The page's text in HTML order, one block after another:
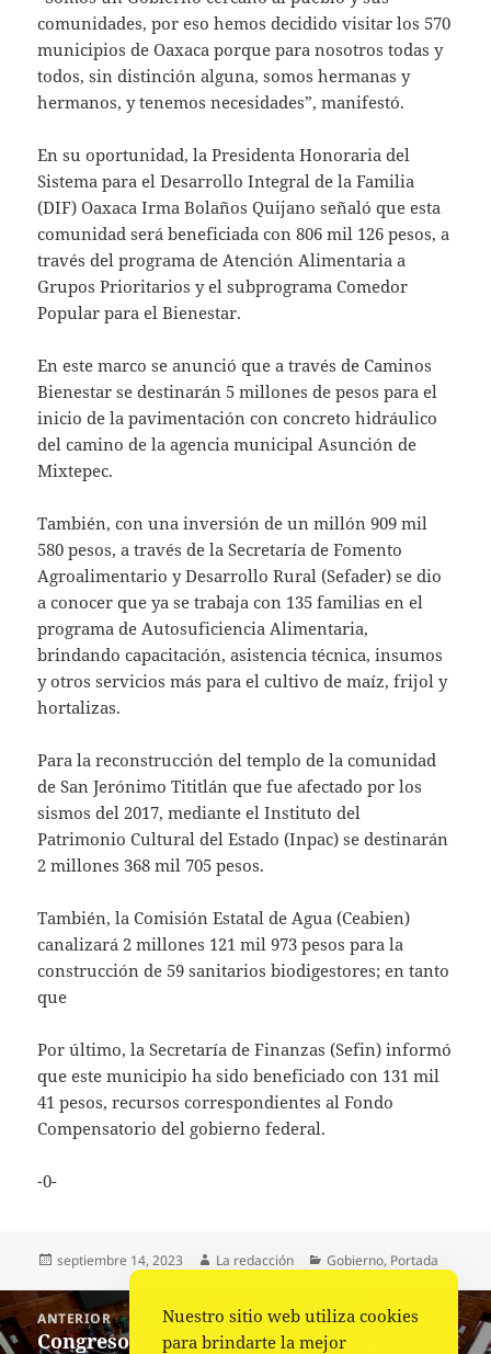
comunidades, por eso hemos decidido visitar los 570
municipios de Oaxaca porque para nosotros todas y
todos, sin distinción alguna, somos hermanas y
hermanos, y tenemos necesidades”, manifestó.
En su oportunidad, la Presidenta Honoraria del
Sistema para el Desarrollo Integral de la Familia
(DIF) Oaxaca Irma Bolaños Quijano señaló que esta
comunidad será beneficiada con 806 mil 126 pesos, a
través del programa de Atención Alimentaria a
Grupos Prioritarios y el subprograma Comedor
Popular para el Bienestar.
En este marco se anunció que a través de Caminos
Bienestar se destinarán 5 millones de pesos para el
inicio de la pavimentación con concreto hidráulico
del camino de la agencia municipal Asunción de
Mixtepec.
También, con una inversión de un millón 909 mil
580 pesos, a través de la Secretaría de Fomento
Agroalimentario y Desarrollo Rural (Sefader) se dio
a conocer que ya se trabaja con 135 familias en el
programa de Autosuficiencia Alimentaria,
brindando capacitación, asistencia técnica, insumos
y otros servicios más para el cultivo de maíz, frijol y
hortalizas.
Para la reconstrucción del templo de la comunidad
de San Jerónimo Tititlán que fue afectado por los
sismos del 2017, mediante el Instituto del
Patrimonio Cultural del Estado (Inpac) se destinarán
2 millones 368 mil 705 pesos.
También, la Comisión Estatal de Agua (Ceabien)
canalizará 2 millones 121 mil 973 pesos para la
construcción de 59 sanitarios biodigestores; en tanto
que
Por último, la Secretaría de Finanzas (Sefin) informó
que este municipio ha sido beneficiado con 131 mil
41 pesos, recursos correspondientes al Fondo
Compensatorio del gobierno federal.
-0-
Publicado
septiembre 14, 2023 Autor
La redacción Categorías
Gobierno, Portada
Navegación
de
ANTERIOR
Entrada
Congreso crea la Ley Orgánica del
Nuestro sitio web utiliza cookies
para brindarte la mejor